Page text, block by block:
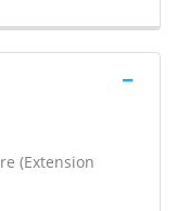
(Extension